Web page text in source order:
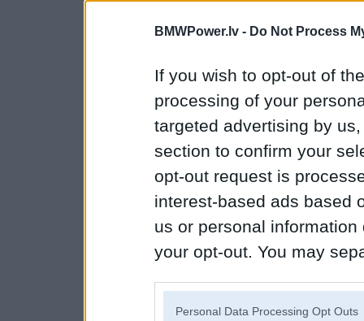
BMWPower.lv - Do Not Process
If you wish to opt-out of
processing of your
targeted advertising by
section to confirm your
opt-out request is
interest-based ads based
us or personal
your opt-out. You may
Personal Data Processing Opt Outs